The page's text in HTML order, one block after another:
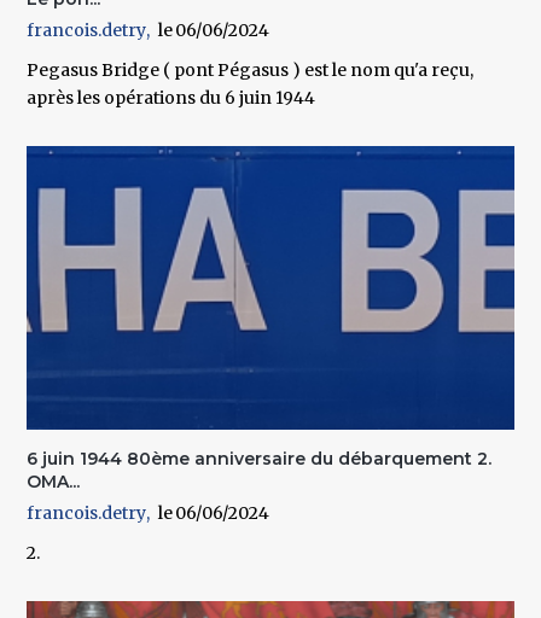
francois.detry
06/06/2024
Pegasus Bridge ( pont Pégasus ) est le nom qu'a reçu,
après les opérations du 6 juin 1944
6 juin 1944 80ème anniversaire du débarquement 2.
OMA...
francois.detry
06/06/2024
2.